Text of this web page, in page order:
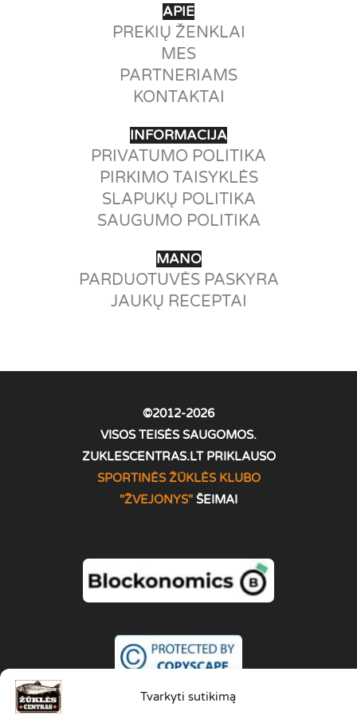
Tvarkyti sutikimą
APIE
PREKIŲ ŽENKLAI
MES
PARTNERIAMS
KONTAKTAI
INFORMACIJA
PRIVATUMO POLITIKA
PIRKIMO TAISYKLĖS
SLAPUKŲ POLITIKA
SAUGUMO POLITIKA
MANO
PARDUOTUVĖS PASKYRA
JAUKŲ RECEPTAI
©2012-2026
VISOS TEISĖS SAUGOMOS.
ZUKLESCENTRAS.LT PRIKLAUSO
SPORTINĖS ŽŪKLĖS KLUBO
"ŽVEJONYS" ŠEIMAI